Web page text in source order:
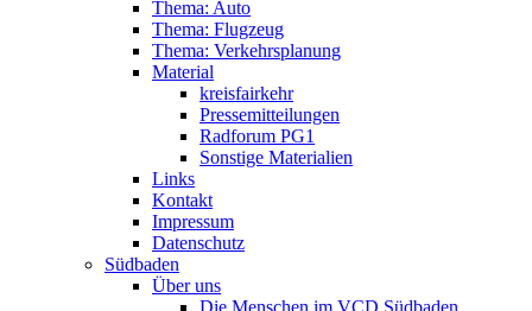
Thema: Auto
Thema: Flugzeug
Thema: Verkehrsplanung
Material
kreisfairkehr
Pressemitteilungen
Radforum PG1
Sonstige Materialien
Links
Kontakt
Impressum
Datenschutz
Südbaden
Über uns
Die Menschen im VCD Südbaden